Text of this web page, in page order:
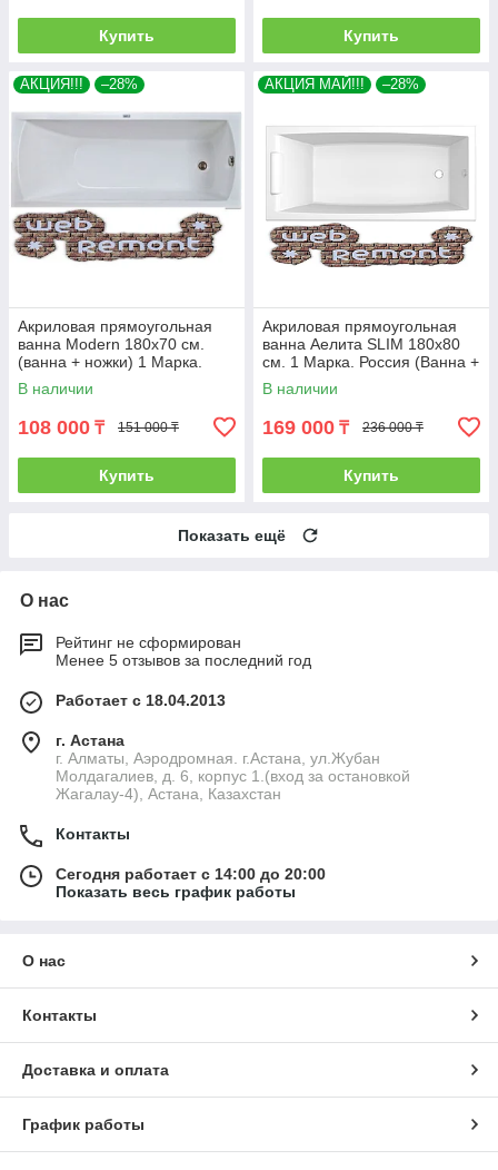
Купить Купить
АКЦИЯ!!! –28%
Акриловая прямоугольная
ванна Modern 180х70 см.
(ванна + ножки) 1 Марка.
Россия
В наличии
108 000 ₸ 151 000 ₸
Купить
АКЦИЯ МАЙ!!! –28%
Акриловая прямоугольная
ванна Аелита SLIM 180х80
см. 1 Марка. Россия (Ванна +
ножки)
В наличии
169 000 ₸ 236 000 ₸
Купить
Показать ещё
О нас
Рейтинг не сформирован
Менее 5 отзывов за последний год
Работает с 18.04.2013
г. Астана
г. Алматы, Аэродромная. г.Астана, ул.Жубан
Молдагалиев, д. 6, корпус 1.(вход за остановкой
Жагалау-4), Астана, Казахстан
Контакты
Сегодня работает с 14:00 до 20:00
Показать весь график работы
О нас
Контакты
Доставка и оплата
График работы